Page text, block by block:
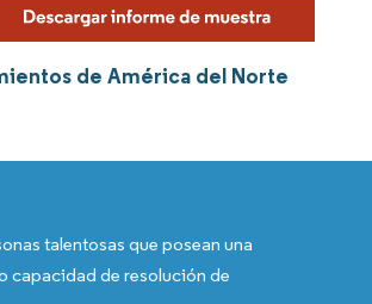
de América del Norte
talentosas que posean una
capacidad de resolución de